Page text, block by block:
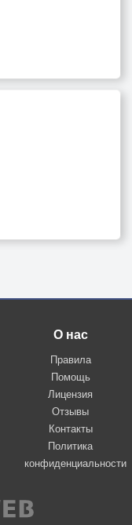
О нас
Правила
Помощь
Лицензия
Отзывы
Контакты
Политика
конфиденциальности